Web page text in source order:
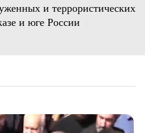
и террористических
и юге России